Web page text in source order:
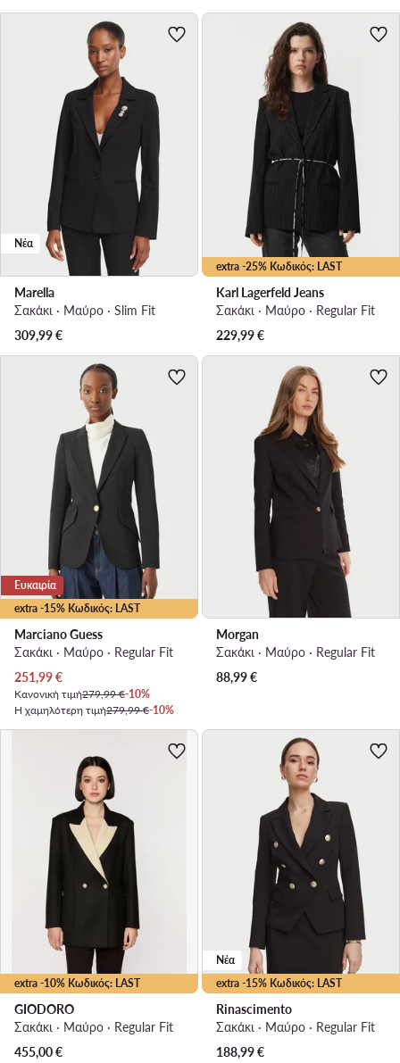
Νέα
Marella
Σακάκι · Μαύρο · Slim Fit
309,99€
extra -25% Κωδικός: LAST
Karl Lagerfeld Jeans
Σακάκι · Μαύρο · Regular Fit
229,99€
extra -15% Κωδικός: LAST
Ευκαιρία
Marciano Guess
Σακάκι · Μαύρο · Regular Fit
Τρέχουσα τιμή
251,99€
Κανονική τιμή279,99 €-10%
Η χαμηλότερη τιμή279,99 €-10%
Morgan
Σακάκι · Μαύρο · Regular Fit
88,99€
extra -10% Κωδικός: LAST
GIODORO
Σακάκι · Μαύρο · Regular Fit
455,00€
extra -15% Κωδικός: LAST
Νέα
Rinascimento
Σακάκι · Μαύρο · Regular Fit
188,99€